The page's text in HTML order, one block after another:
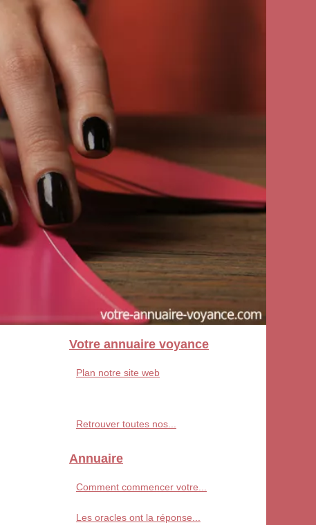
Votre annuaire voyance
Plan notre site web
Retrouver toutes nos...
Annuaire
Comment commencer votre...
Les oracles ont la réponse...